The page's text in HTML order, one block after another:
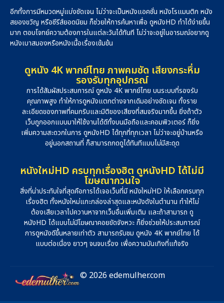
อีกทั้งการมีหมวดหมู่แบ่งชัดเจน ไม่ว่าจะเป็นหนังแอคชั่น หนังโรแมนติก หนัง
สยองขวัญ หรือซีรีส์ยอดนิยม ก็ช่วยให้การค้นหาเพื่อ ดูหนังHD ทำได้ง่ายขึ้น
มาก ตอบโจทย์ความต้องการในแต่ละวันได้ทันที ไม่ว่าจะอยู่ในอารมณ์อยากดู
หนังเบาสมองหรือหนังเนื้อเรื่องเข้มข้น
ดูหนัง 4K พากย์ไทย ภาพคมชัด เสียงกระหึ่ม
รองรับทุกอุปกรณ์
การได้สัมผัสประสบการณ์ ดูหนัง 4K พากย์ไทย บนระบบที่รองรับ
คุณภาพสูง ทำให้การดูหนังแตกต่างจากเดิมอย่างชัดเจน ทั้งราย
ละเอียดของภาพที่คมกริบและมิติของเสียงที่สมจริงมากขึ้น ยิ่งถ้าตัว
เว็บถูกออกแบบมาให้ใช้งานได้ดีทั้งบนมือถือและคอมพิวเตอร์ ก็ยิ่ง
เพิ่มความสะดวกในการ ดูหนังHD ได้ทุกที่ทุกเวลา ไม่ว่าจะอยู่บ้านหรือ
อยู่นอกสถานที่ ก็สามารถกดดูได้ทันทีแบบไม่มีสะดุด
หนังใหม่HD ครบทุกเรื่องฮิต ดูหนังHD ได้ไม่มี
โฆษณากวนใจ
สิ่งที่น่าประทับใจที่สุดคือการได้เจอเว็บที่มี หนังใหม่HD ให้เลือกครบทุก
เรื่องฮิต ทั้งหนังใหม่แกะกล่องล่าสุดและหนังดังในตำนาน ทำให้ไม่
ต้องเสียเวลาไปควานหาจากเว็บอื่นเพิ่มเติม และถ้าสามารถ ดู
หนังHD ได้แบบไม่มีโฆษณาคอยขัดจังหวะ ก็ยิ่งช่วยให้ประสบการณ์
การดูหนังดีขึ้นหลายเท่าตัว สามารถรับชม ดูหนัง 4K พากย์ไทย ได้
แบบต่อเนื่อง ยาวๆ จนจบเรื่อง เพื่อความบันเทิงที่แท้จริง
© 2026 edemulher.com